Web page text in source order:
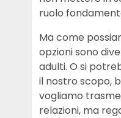
ruolo
Ma come
opzioni sono
adulti. O si
il nostro scopo,
vogliamo
relazioni, ma